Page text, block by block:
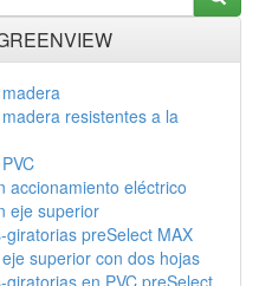
resistentes a la
accionamiento eléctrico
eje superior
preSelect MAX
superior con dos hojas